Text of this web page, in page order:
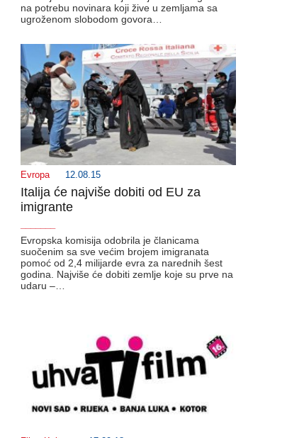
na potrebu novinara koji žive u zemljama sa
ugroženom slobodom govora…
Evropa 12.08.15
Italija će najviše dobiti od EU za
imigrante
Evropska komisija odobrila je članicama
suočenim sa sve većim brojem imigranata
pomoć od 2,4 milijarde evra za narednih šest
godina. Najviše će dobiti zemlje koje su prve na
udaru –…